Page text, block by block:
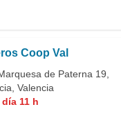
Coop Val
de Paterna 19,
Valencia
11 h